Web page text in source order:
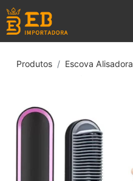
Produtos Escova Alisadora